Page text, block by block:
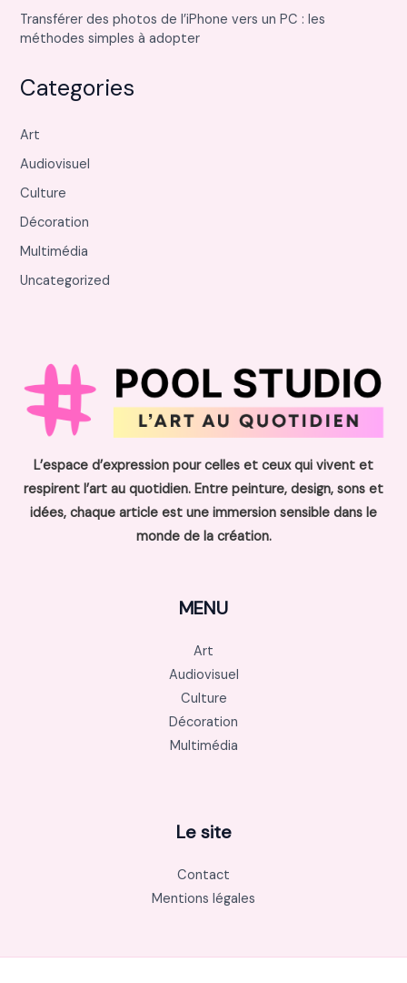
Transférer des photos de l’iPhone vers un PC : les
méthodes simples à adopter
Categories
Art
Audiovisuel
Culture
Décoration
Multimédia
Uncategorized
L’espace d’expression pour celles et ceux qui vivent et
respirent l’art au quotidien. Entre peinture, design, sons et
idées, chaque article est une immersion sensible dans le
monde de la création.
MENU
Art
Audiovisuel
Culture
Décoration
Multimédia
Le site
Contact
Mentions légales